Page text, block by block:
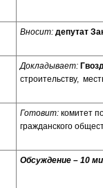
Вносит: депутат
Докладывает:
строительству,
Готовит: комитет
гражданского
Обсуждение – 10